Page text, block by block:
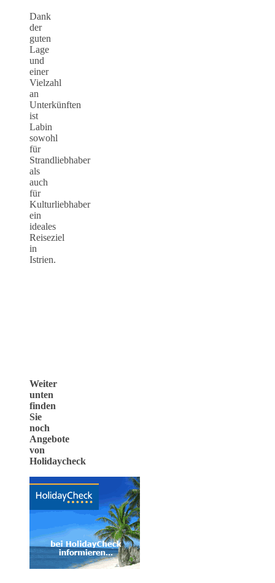
Dank
der
guten
Lage
und
einer
Vielzahl
an
Unterkünften
ist
Labin
sowohl
für
Strandliebhaber
als
auch
für
Kulturliebhaber
ein
ideales
Reiseziel
in
Istrien.
Weiter
unten
finden
Sie
noch
Angebote
von
Holidaycheck